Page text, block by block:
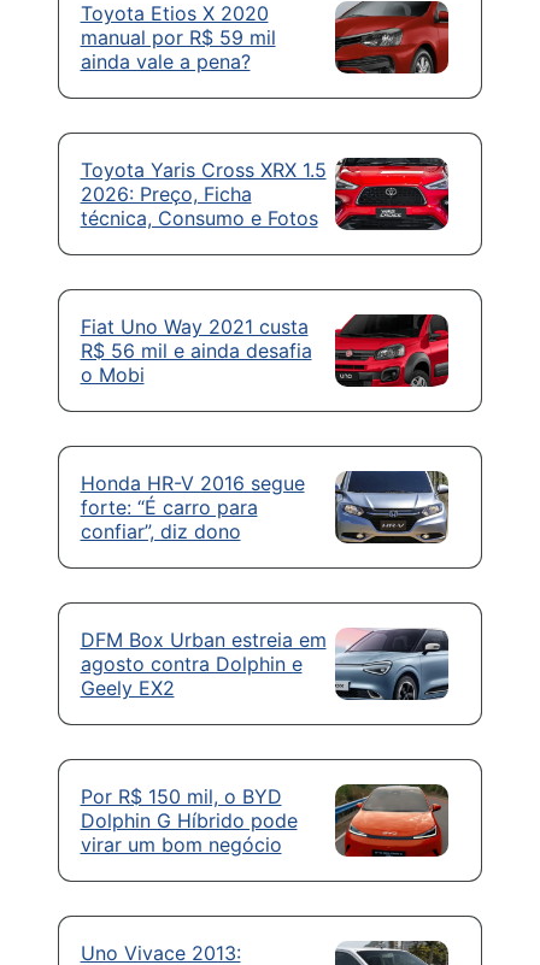
Toyota Etios X 2020
manual por R$ 59 mil
ainda vale a pena?
Toyota Yaris Cross XRX 1.5
2026: Preço, Ficha
técnica, Consumo e Fotos
Fiat Uno Way 2021 custa
R$ 56 mil e ainda desafia
o Mobi
Honda HR-V 2016 segue
forte: “É carro para
confiar”, diz dono
DFM Box Urban estreia em
agosto contra Dolphin e
Geely EX2
Por R$ 150 mil, o BYD
Dolphin G Híbrido pode
virar um bom negócio
Uno Vivace 2013: